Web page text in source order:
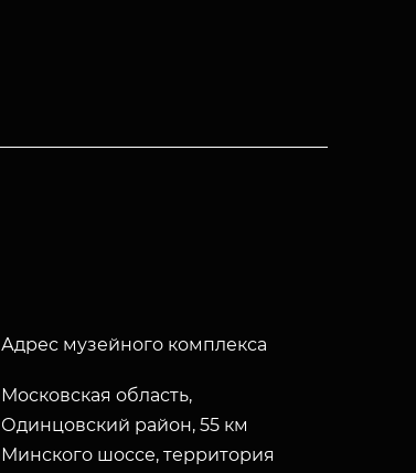
Адрес музейного комплекса
Московская область,
Одинцовский район, 55 км
Минского шоссе, территория